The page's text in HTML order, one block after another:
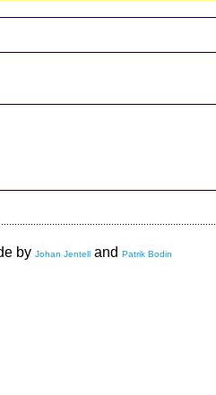
by Johan Jentell and Patrik Bodin